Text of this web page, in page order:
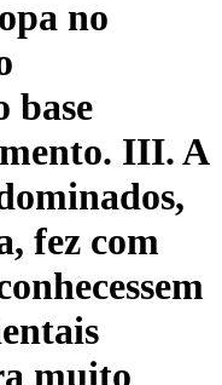
no
base
III. A
fez com
muito